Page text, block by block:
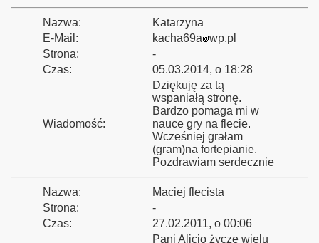
Nazwa:
Katarzyna
E-Mail:
kacha69a
wp.pl
Strona:
-
Czas:
05.03.2014, o 18:28
Wiadomość:
Dziękuję za tą
wspaniałą stronę.
Bardzo pomaga mi w
nauce gry na flecie.
Wcześniej grałam
(gram)na fortepianie.
Pozdrawiam serdecznie
Nazwa:
Maciej flecista
Strona:
-
Czas:
27.02.2011, o 00:06
Pani Alicjo życzę wielu